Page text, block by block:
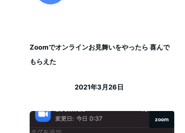
Zoomでオンラインお見舞いをやったら 喜んで
もらえた
2021年3月26日
zoom